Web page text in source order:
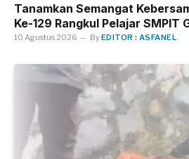
Tanamkan Semangat
Ke-129 Rangkul Pelajar SMPIT
10 Agustus 2026 ByEDITOR : ASFANEL